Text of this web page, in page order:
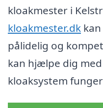
kloakmester i
kloakmester.dk
pålidelig og
kan hjælpe dig
kloaksystem